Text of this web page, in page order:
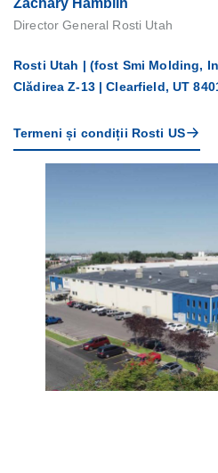
Director General Rosti Utah
Rosti Utah | (fost Smi Molding,
Clădirea Z-13 | Clearfield, UT
Termeni și condiții Rosti US